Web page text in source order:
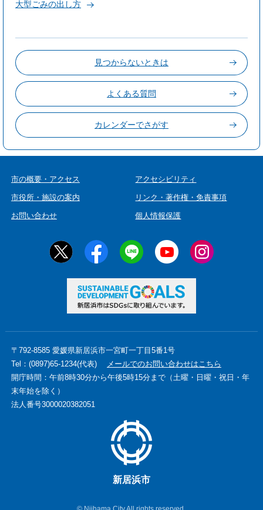
大型ごみの出し方
見つからないときは
よくある質問
カレンダーでさがす
市の概要・アクセス
市役所・施設の案内
お問い合わせ
アクセシビリティ
リンク・著作権・免責事項
個人情報保護
新居浜市
〒792-8585 愛媛県新居浜市一宮町一丁目5番1号
Tel：(0897)65-1234(代表)
メールでのお問い合わせはこちら
開庁時間：午前8時30分から午後5時15分まで（土曜・日曜・祝日・年
末年始を除く）
法人番号3000020382051